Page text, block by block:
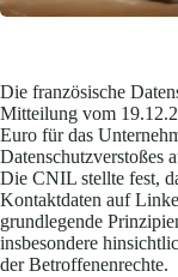
Die französische
Mitteilung vom
Euro für das
Datenschutzverstoßes
Die CNIL stellte fest,
Kontaktdaten auf
grundlegende
insbesondere
der Betroffenenrechte.